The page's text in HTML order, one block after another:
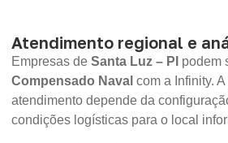
Atendimento regional e
Empresas de Santa Luz – PI podem
Compensado Naval com a Infinity.
atendimento depende da
condições logísticas para o local